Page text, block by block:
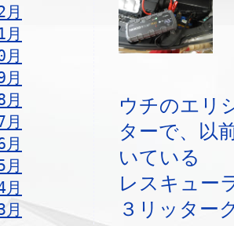
ウチのエリ
ターで、以
いている
レスキュー
３リッター